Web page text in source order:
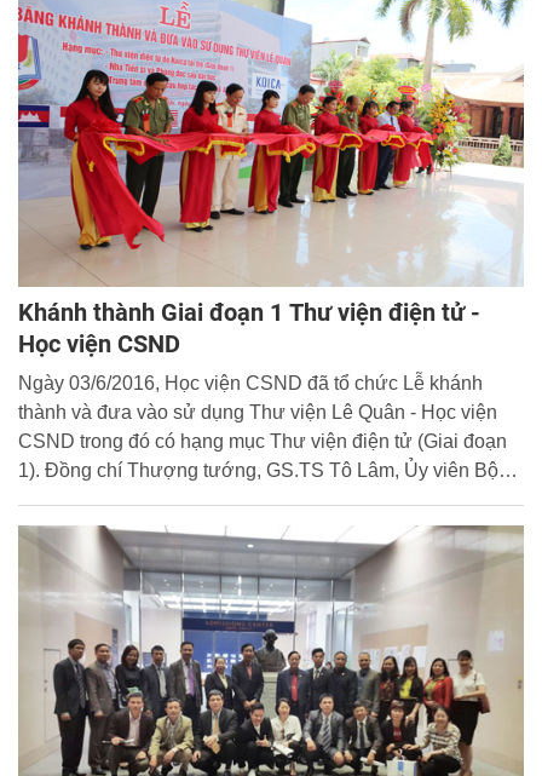
Khánh thành Giai đoạn 1 Thư viện điện tử -
Học viện CSND
Ngày 03/6/2016, Học viện CSND đã tổ chức Lễ khánh
thành và đưa vào sử dụng Thư viện Lê Quân - Học viện
CSND trong đó có hạng mục Thư viện điện tử (Giai đoạn
1). Đồng chí Thượng tướng, GS.TS Tô Lâm, Ủy viên Bộ
khánh thành công trình này.